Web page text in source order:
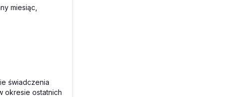
miesiąc,
świadczenia
okresie ostatnich